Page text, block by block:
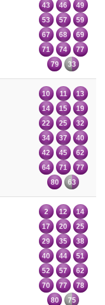
43
46
49
53
57
59
67
68
69
71
74
77
79
33
10 11
13
14
15
19
22
25
32
34
37
40
42
45
62
64
71
77
80
63
2 12
14
17
20
25
29
35
38
40
44
51
52
57
62
70
77
78
80
75